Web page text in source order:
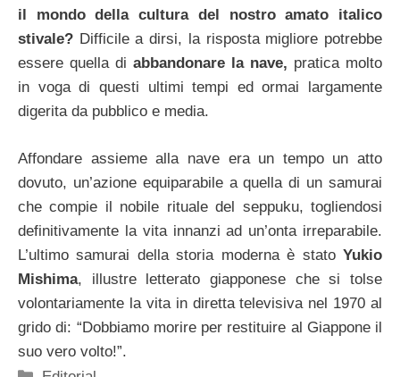
il mondo della cultura del nostro amato italico
stivale? Difficile a dirsi, la risposta migliore potrebbe
essere quella di abbandonare la nave, pratica molto
in voga di questi ultimi tempi ed ormai largamente
digerita da pubblico e media.
Affondare assieme alla nave era un tempo un atto
dovuto, un’azione equiparabile a quella di un samurai
che compie il nobile rituale del seppuku, togliendosi
definitivamente la vita innanzi ad un’onta irreparabile.
L’ultimo samurai della storia moderna è stato Yukio
Mishima, illustre letterato giapponese che si tolse
volontariamente la vita in diretta televisiva nel 1970 al
grido di: “Dobbiamo morire per restituire al Giappone il
suo vero volto!”.